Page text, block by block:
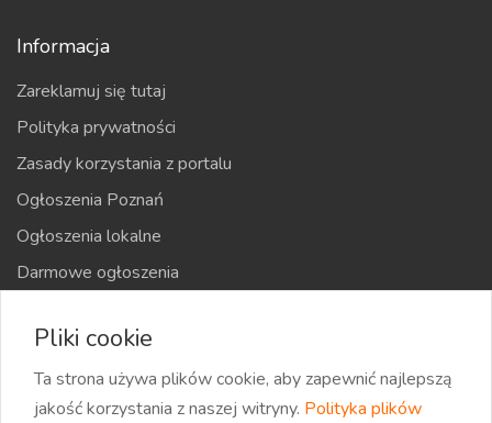
Informacja
Zareklamuj się tutaj
Polityka prywatności
Zasady korzystania z portalu
Ogłoszenia Poznań
Ogłoszenia lokalne
Darmowe ogłoszenia
Mapa strony
Pliki cookie
Ta strona używa plików cookie, aby zapewnić najlepszą
jakość korzystania z naszej witryny. Polityka plików